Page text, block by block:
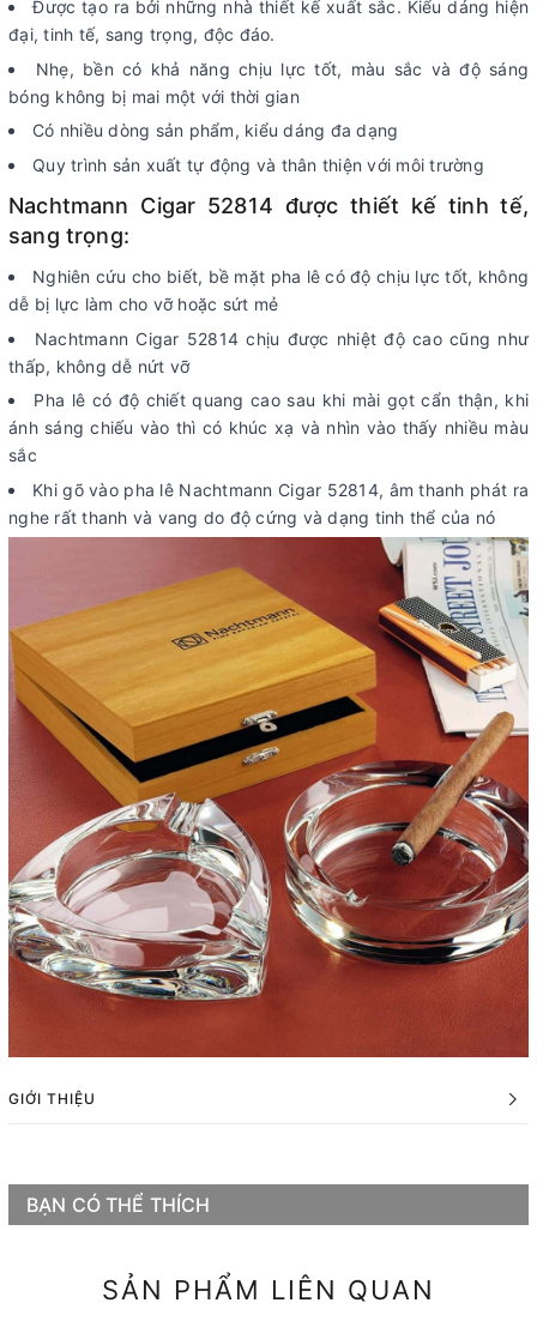
Được tạo ra bởi những nhà thiết kế xuất sắc. Kiểu dáng hiện
đại, tinh tế, sang trọng, độc đáo.
Nhẹ, bền có khả năng chịu lực tốt, màu sắc và độ sáng
bóng không bị mai một với thời gian
Có nhiều dòng sản phẩm, kiểu dáng đa dạng
Quy trình sản xuất tự động và thân thiện với môi trường
Nachtmann Cigar 52814 được thiết kế tinh tế,
sang trọng:
Nghiên cứu cho biết, bề mặt pha lê có độ chịu lực tốt, không
dễ bị lực làm cho vỡ hoặc sứt mẻ
Nachtmann Cigar 52814 chịu được nhiệt độ cao cũng như
thấp, không dễ nứt vỡ
Pha lê có độ chiết quang cao sau khi mài gọt cẩn thận, khi
ánh sáng chiếu vào thì có khúc xạ và nhìn vào thấy nhiều màu
sắc
Khi gõ vào pha lê Nachtmann Cigar 52814, âm thanh phát ra
nghe rất thanh và vang do độ cứng và dạng tinh thể của nó
GIỚI THIỆU
BẠN CÓ THỂ THÍCH
SẢN PHẨM LIÊN QUAN